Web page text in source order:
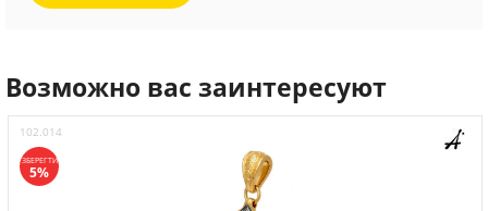
Возможно вас заинтересуют
102.014
ЗБЕРЕГТИ
5%